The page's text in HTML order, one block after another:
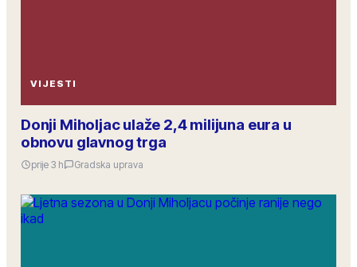
VIJESTI
Donji Miholjac ulaže 2,4 milijuna eura u
obnovu glavnog trga
prije 3 h Gradska uprava